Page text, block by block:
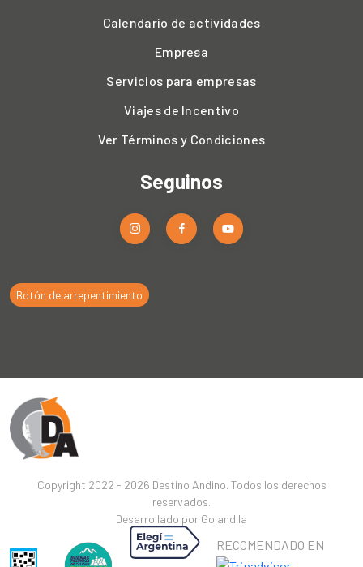
Calendario de actividades
Empresa
Servicios para empresas
Viajes de Incentivo
Ver Términos y Condiciones
Seguinos
Botón de arrepentimiento
Copyright 2022 - 2026 Destino Andino. Todos los derechos
reservados.
Desarrollado por Goland.la
RECOMENDADO EN